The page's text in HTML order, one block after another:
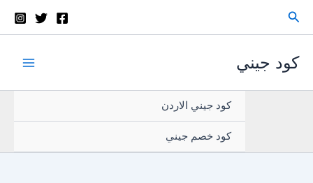
إلى
البحث
كود جيني
كود جيني الاردن
كود خصم جيني